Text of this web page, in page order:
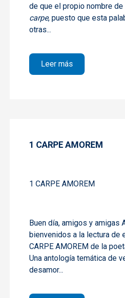
de que el propio nombre
carpe, puesto que esta
otras...
Leer más
1 CARPE AMOREM
1 CARPE AMOREM
Buen día, amigos y amigas
bienvenidos a la lectura de
CARPE AMOREM de la
Una antología temática de
desamor...